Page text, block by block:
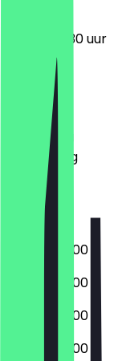
09:00 - 17:30 uur
Maandag
Dinsdag
Woensdag
Donderdag
Vrijdag
Zaterdag
Zondag
05:00 - 20:00
05:00 - 20:00
05:00 - 20:00
05:00 - 20:00